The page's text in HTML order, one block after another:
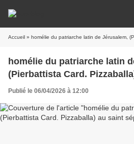
Accueil » homélie du patriarche latin de Jérusalem,
homélie du patriarche latin
Publié le 06/04/2026 à 12:00